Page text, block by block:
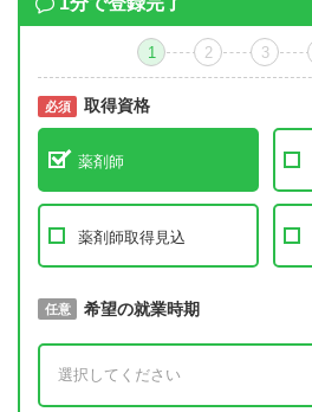
1 2 3
必須 取得資格
薬剤師
薬剤師取得見込
必須 取得予定年
任意 希望の就業時期